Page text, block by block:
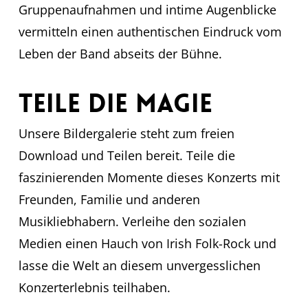
Gruppenaufnahmen und intime Augenblicke
vermitteln einen authentischen Eindruck vom
Leben der Band abseits der Bühne.
Teile die Magie
Unsere Bildergalerie steht zum freien
Download und Teilen bereit. Teile die
faszinierenden Momente dieses Konzerts mit
Freunden, Familie und anderen
Musikliebhabern. Verleihe den sozialen
Medien einen Hauch von Irish Folk-Rock und
lasse die Welt an diesem unvergesslichen
Konzerterlebnis teilhaben.